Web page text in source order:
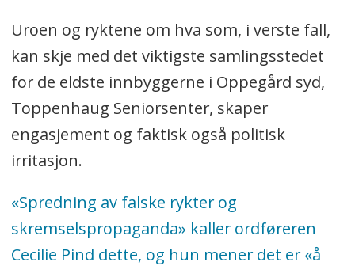
Uroen og ryktene om hva som, i verste fall,
kan skje med det viktigste samlingsstedet
for de eldste innbyggerne i Oppegård syd,
Toppenhaug Seniorsenter, skaper
engasjement og faktisk også politisk
irritasjon.
«Spredning av falske rykter og
skremselspropaganda» kaller ordføreren
Cecilie Pind dette, og hun mener det er «å